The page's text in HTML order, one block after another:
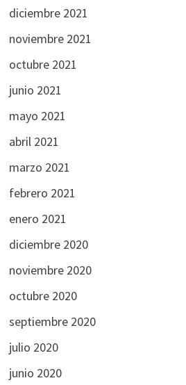
diciembre 2021
noviembre 2021
octubre 2021
junio 2021
mayo 2021
abril 2021
marzo 2021
febrero 2021
enero 2021
diciembre 2020
noviembre 2020
octubre 2020
septiembre 2020
julio 2020
junio 2020